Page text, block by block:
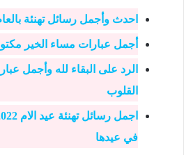
احدث وأجمل رسائل تهنئة بالعام
أجمل عبارات مساء الخير
الرد على البقاء لله وأجمل
القلوب
في عيدها